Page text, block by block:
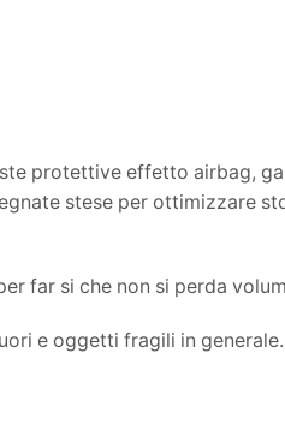
protettive effetto airbag,
stese per ottimizzare
far si che non si perda
e oggetti fragili in generale.